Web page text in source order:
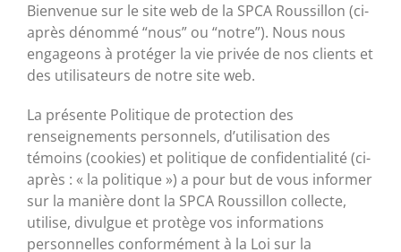
Bienvenue sur le site web de la SPCA Roussillon (ci-
après dénommé “nous” ou “notre”). Nous nous
engageons à protéger la vie privée de nos clients et
des utilisateurs de notre site web.
La présente Politique de protection des
renseignements personnels, d’utilisation des
témoins (cookies) et politique de confidentialité (ci-
après : « la politique ») a pour but de vous informer
sur la manière dont la SPCA Roussillon collecte,
utilise, divulgue et protège vos informations
personnelles conformément à la Loi sur la